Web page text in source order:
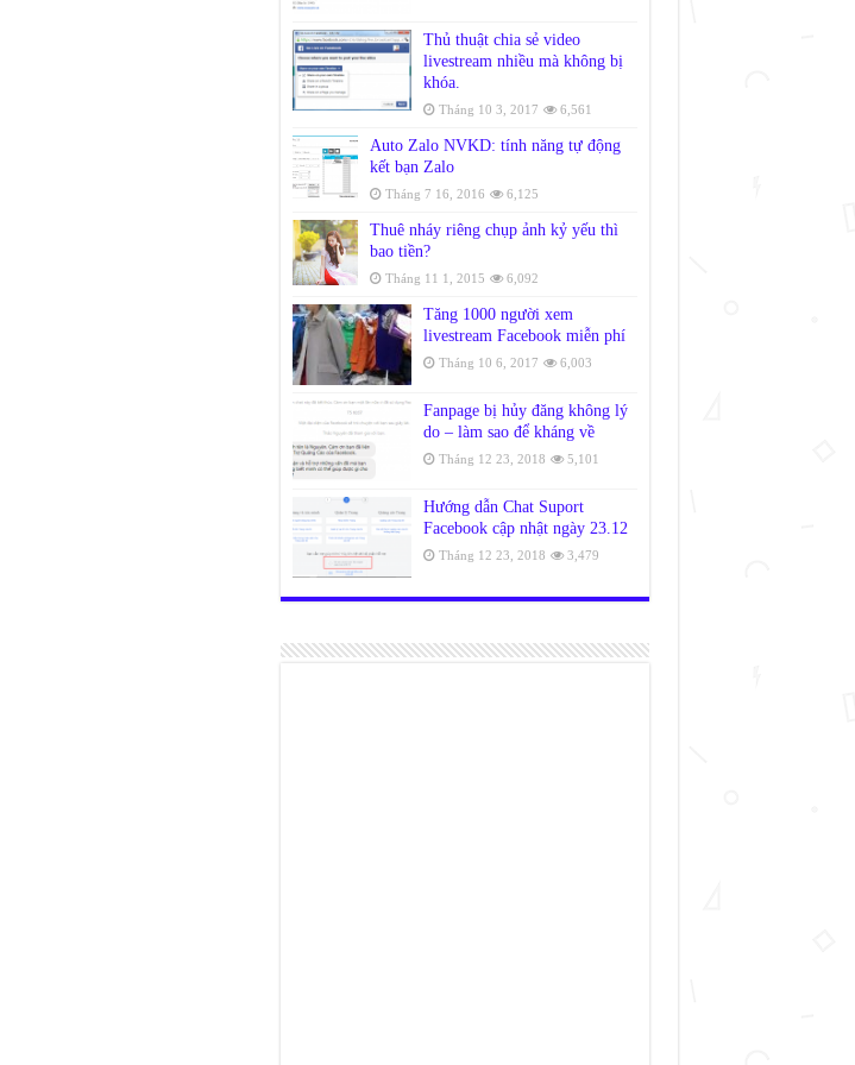
Thủ thuật chia sẻ video
livestream nhiều mà không bị
khóa.
Tháng 10 3, 2017 6,561
Auto Zalo NVKD: tính năng tự động
kết bạn Zalo
Tháng 7 16, 2016 6,125
Thuê nháy riêng chụp ảnh kỷ yếu thì
bao tiền?
Tháng 11 1, 2015 6,092
Tăng 1000 người xem
livestream Facebook miễn phí
Tháng 10 6, 2017 6,003
Fanpage bị hủy đăng không lý
do – làm sao để kháng về
Tháng 12 23, 2018 5,101
Hướng dẫn Chat Suport
Facebook cập nhật ngày 23.12
Tháng 12 23, 2018 3,479